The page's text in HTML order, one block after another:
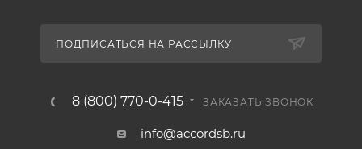
ПОДПИСАТЬСЯ НА РАССЫЛКУ
8 (800) 770-0-415 ЗАКАЗАТЬ ЗВОНОК
info@accordsb.ru